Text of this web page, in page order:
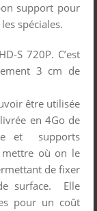
support pour
spéciales.
S 720P. C’est
3 cm de
être utilisée
en 4Go de
et supports
où on le
de fixer
surface. Elle
pour un coût